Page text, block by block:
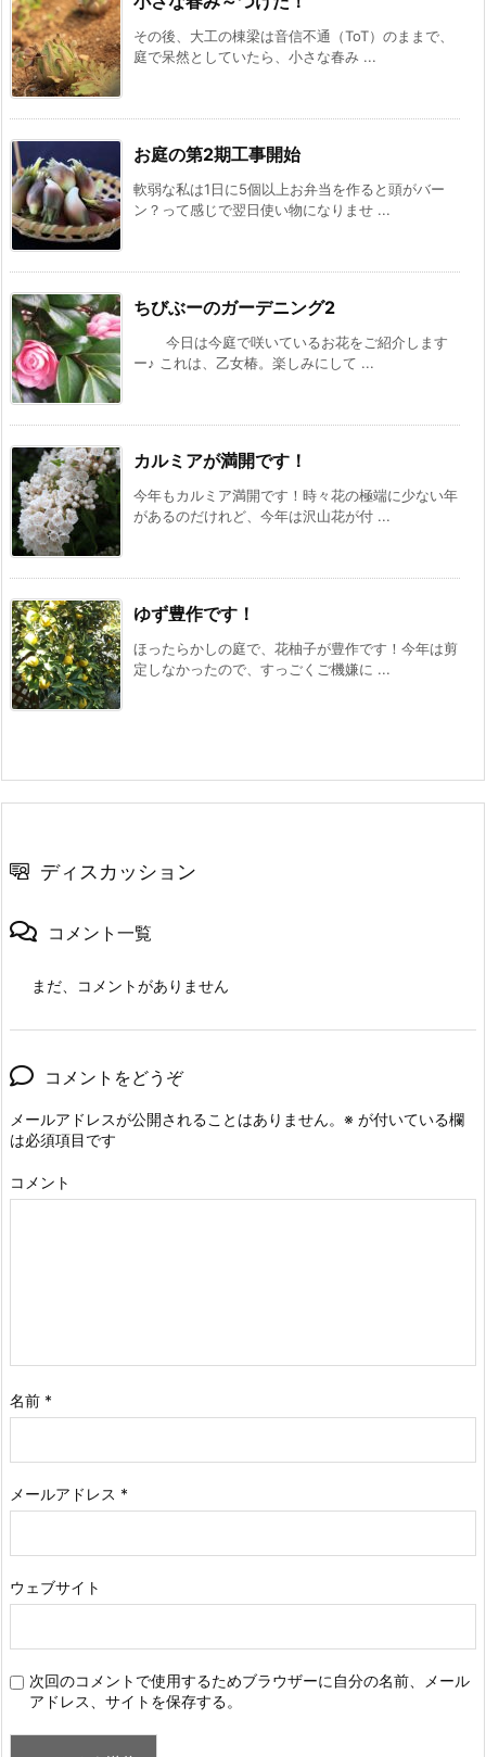
その後、大工の棟梁は音信不通（ToT）のままで、
庭で呆然としていたら、小さな春み ...
お庭の第2期工事開始
軟弱な私は1日に5個以上お弁当を作ると頭がバー
ン？って感じで翌日使い物になりませ ...
ちびぶーのガーデニング2
今日は今庭で咲いているお花をご紹介します
ー♪ これは、乙女椿。楽しみにして ...
カルミアが満開です！
今年もカルミア満開です！時々花の極端に少ない年
があるのだけれど、今年は沢山花が付 ...
ゆず豊作です！
ほったらかしの庭で、花柚子が豊作です！今年は剪
定しなかったので、すっごくご機嫌に ...
ディスカッション
コメント一覧
まだ、コメントがありません
コメントをどうぞ
メールアドレスが公開されることはありません。 ※ が付いている欄
は必須項目です
コメント
名前 *
メールアドレス *
ウェブサイト
次回のコメントで使用するためブラウザーに自分の名前、メール
アドレス、サイトを保存する。